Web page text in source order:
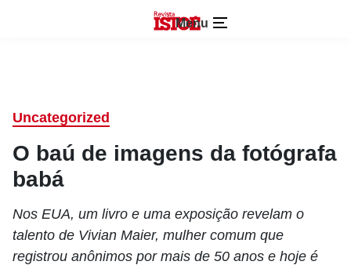
Menu
Uncategorized
O baú de imagens da fotógrafa
babá
Nos EUA, um livro e uma exposição revelam o
talento de Vivian Maier, mulher comum que
registrou anônimos por mais de 50 anos e hoje é